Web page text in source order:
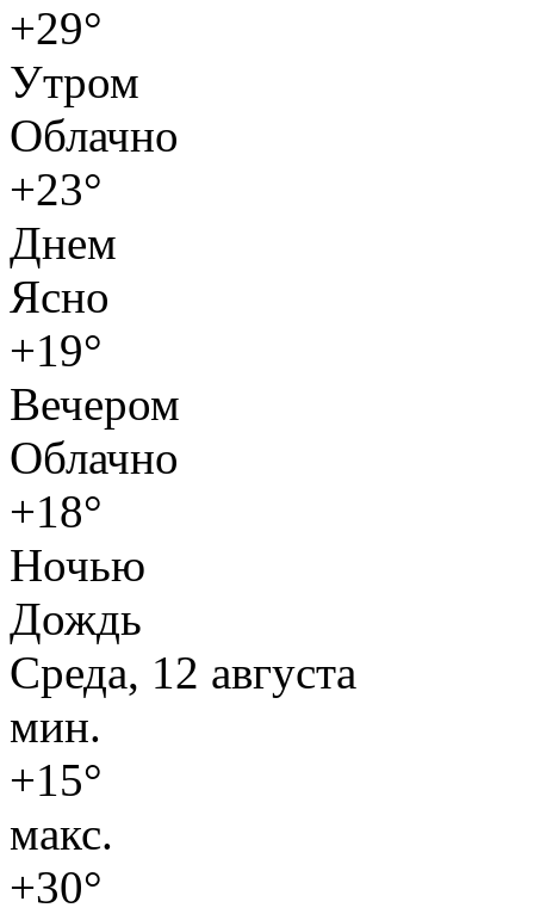
+29°
Утром
Облачно
+23°
Днем
Ясно
+19°
Вечером
Облачно
+18°
Ночью
Дождь
Среда, 12 августа
мин.
+15°
макс.
+30°